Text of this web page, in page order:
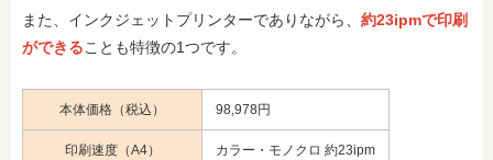
また、インクジェットプリンターでありながら、 約23ipmで印刷
ができることも特徴の1つです。
本体価格（税込） 98,978円
印刷速度（A4） カラー・モノクロ 約23ipm